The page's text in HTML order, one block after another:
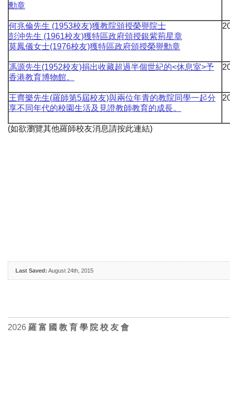
勳章
何兆倫先生 (1953校友)獲教院頒授榮譽院士
彭沖先生 (1961校友)獲特區政府頒授銀紫荊星章
莫鳳儀女士(1976校友)獲特區政府頒授榮譽勳章
馮源先生(1952校友)捐出收藏超過半個世紀的<休息室>予
香港教育博物館。
王齊樂先生(羅師第5屆校友)與兩位年青的教院同學一起分
享不同年代的校園生活及見證教師教育的成長。
(如欲瀏覽其他羅師校友消息請按此連結)
Last Saved: August 24th, 2015
2026 羅 富 國 教 育 學 院 校 友 會